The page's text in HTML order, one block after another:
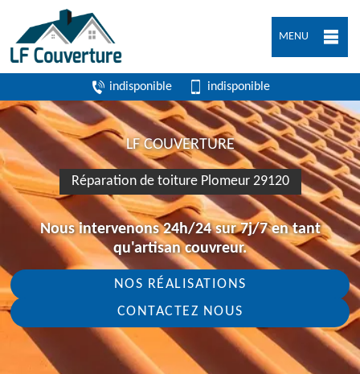
MENU
indisponible indisponible
LF COUVERTURE
Réparation de toiture Plomeur 29120
Nous intervenons 24h/24 sur 7j/7 en tant
qu'artisan couvreur.
NOS RÉALISATIONS
CONTACTEZ NOUS